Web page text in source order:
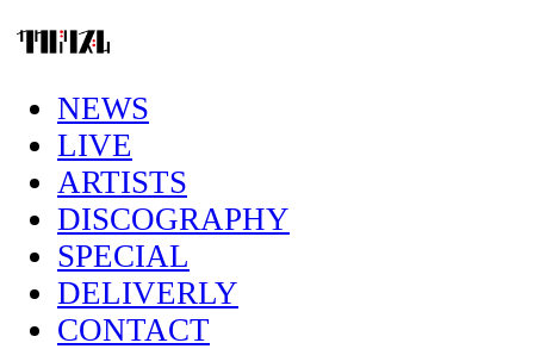
NEWS
LIVE
ARTISTS
DISCOGRAPHY
SPECIAL
DELIVERLY
CONTACT